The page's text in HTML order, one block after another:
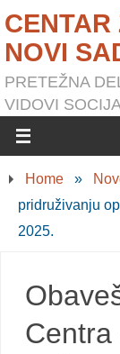
CENTAR
NOVI
PRETEŽNA
VIDOVI
Home »
pridruživanju
2025.
Centra